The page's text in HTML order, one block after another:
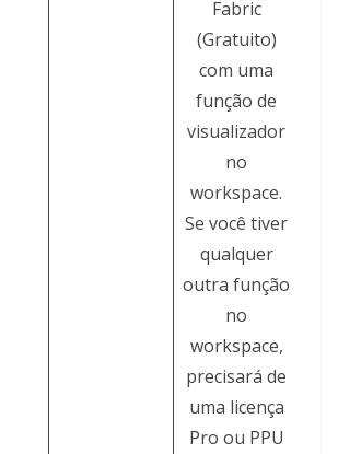
Fabric
(Gratuito)
com uma
função de
visualizador
no
workspace.
Se você tiver
qualquer
outra função
no
workspace,
precisará de
uma licença
Pro ou PPU